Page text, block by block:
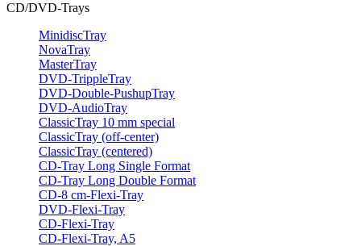
CD/DVD-Trays
MinidiscTray
NovaTray
MasterTray
DVD-TrippleTray
DVD-Double-PushupTray
DVD-AudioTray
ClassicTray 10 mm special
ClassicTray (off-center)
ClassicTray (centered)
CD-Tray Long Single Format
CD-Tray Long Double Format
CD-8 cm-Flexi-Tray
DVD-Flexi-Tray
CD-Flexi-Tray
CD-Flexi-Tray, A5